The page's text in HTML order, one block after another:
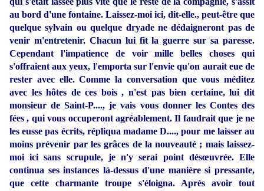
au bord d'une fontaine. Laissez-moi ici, dit-elle., peut-être que
quelque sylvain ou quelque dryade ne dédaigneront pas de
venir m'entretenir. Chacun lui fit la guerre sur sa paresse.
Cependant l'impatience de voir mille belles choses qui
s'offraient aux yeux, l'emporta sur l'envie qu'on aurait eue de
rester avec elle. Comme la conversation que vous méditez
avec les hôtes de ces bois , n'est pas bien certaine, lui dit
monsieur de Saint-P...., je vais vous donner les Contes des
fées , qui vous occuperont agréablement. Il faudrait que je ne
les eusse pas écrits, répliqua madame D...., pour me laisser au
moins prévenir par les grâces de la nouveauté ; mais laissez-
moi ici sans scrupule, je n'y serai point désœuvrée. Elle
continua ses instances là-dessus d'une manière si pressante,
que cette charmante troupe s'éloigna. Après avoir tout